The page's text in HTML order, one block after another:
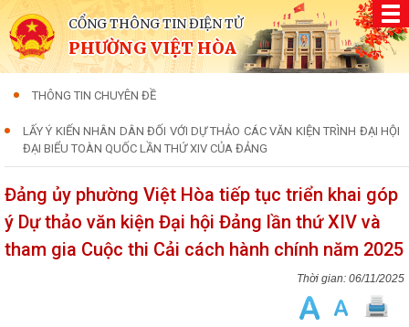
CỔNG THÔNG TIN ĐIỆN TỬ
PHƯỜNG VIỆT HÒA
THÔNG TIN CHUYÊN ĐỀ
LẤY Ý KIẾN NHÂN DÂN ĐỐI VỚI DỰ THẢO CÁC VĂN KIỆN TRÌNH ĐẠI HỘI
ĐẠI BIỂU TOÀN QUỐC LẦN THỨ XIV CỦA ĐẢNG
Đảng ủy phường Việt Hòa tiếp tục triển khai góp
ý Dự thảo văn kiện Đại hội Đảng lần thứ XIV và
tham gia Cuộc thi Cải cách hành chính năm 2025
06/11/2025